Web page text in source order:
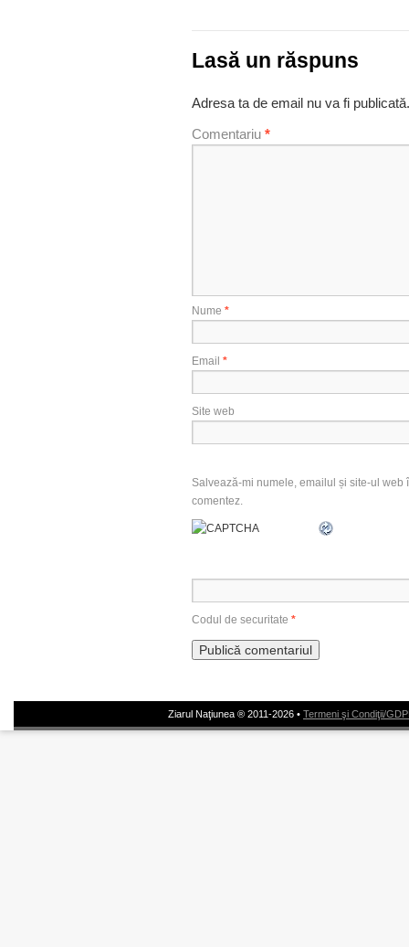
Lasă un răspuns
Adresa ta de email nu va fi publicată.
Comentariu *
Nume *
Email *
Site web
Salvează-mi numele, emailul și site-ul
comentez.
Codul de securitate *
Ziarul Naţiunea ® 2011-2026 • Termeni şi Condiţii/